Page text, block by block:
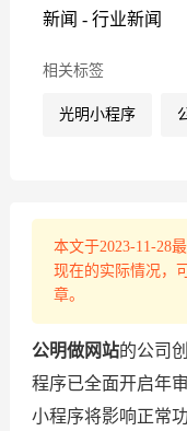
新闻 - 行业新闻
相关标签
光明小程序
本文于2023-11-28
现在的实际情况，
章。
公明做网站的公司
程序已全面开启年
小程序将影响正常